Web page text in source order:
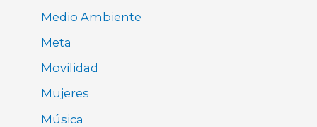
Medio Ambiente
Meta
Movilidad
Mujeres
Música